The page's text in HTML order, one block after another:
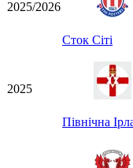
2025/2026
Сток Сіті
2025
Північна